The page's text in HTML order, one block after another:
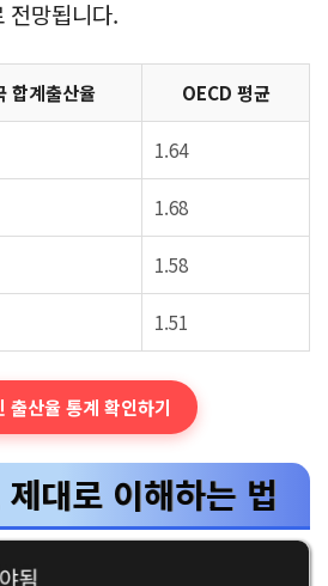
구대체수준
이라고 부릅니다. 한
되 일부 사망률을 고려한 수치
명은 인구대체수준의 1/3에
2050년까지 생산가능인구가 절
전망됩니다.
1.64
1.68
1.58